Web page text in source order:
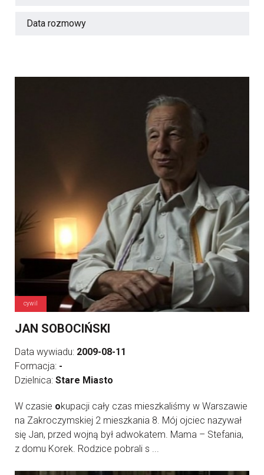
Data rozmowy
cywil
JAN SOBOCIŃSKI
Data wywiadu: 2009-08-11
Formacja: -
Dzielnica: Stare Miasto
W czasie okupacji cały czas mieszkaliśmy w Warszawie
na Zakroczymskiej 2 mieszkania 8. Mój ojciec nazywał
się Jan, przed wojną był adwokatem. Mama – Stefania,
z domu Korek. Rodzice pobrali s ...